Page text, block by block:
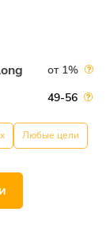
от 1%
49-56
Любые цели